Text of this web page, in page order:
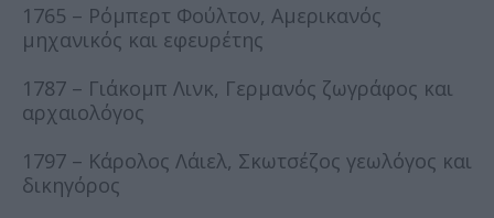
1765 – Ρόμπερτ Φούλτον, Αμερικανός
μηχανικός και εφευρέτης
1787 – Γιάκομπ Λινκ, Γερμανός ζωγράφος και
αρχαιολόγος
1797 – Κάρολος Λάιελ, Σκωτσέζος γεωλόγος και
δικηγόρος